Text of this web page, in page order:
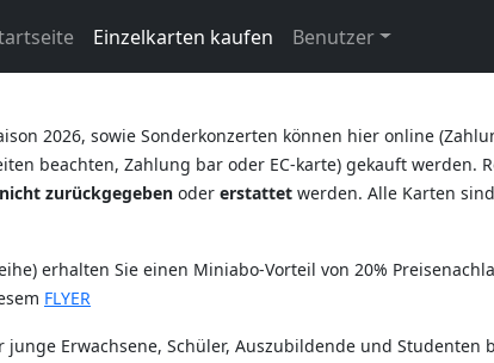
Einzelkarten kaufen Benutzer
2026, sowie Sonderkonzerten können hier online
beachten, Zahlung bar oder EC-karte) gekauft werden.
nicht zurückgegeben oder erstattet werden. Alle Karten sind
erhalten Sie einen Miniabo-Vorteil von 20%
FLYER
Erwachsene, Schüler, Auszubildende und Studenten